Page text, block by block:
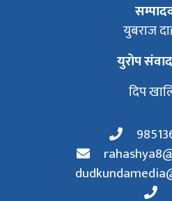
युबराज
युरोप
दिप